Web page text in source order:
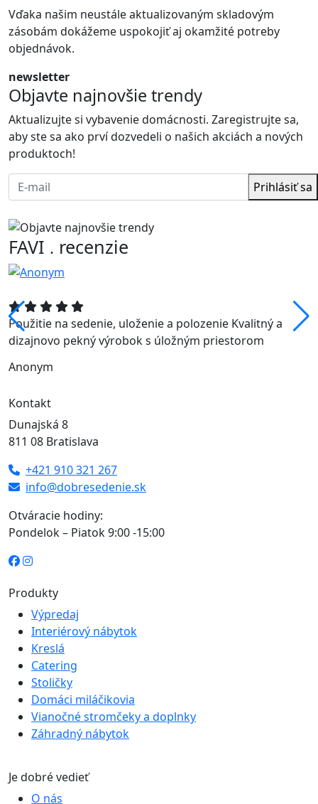
Vďaka našim neustále aktualizovaným skladovým
zásobám dokážeme uspokojiť aj okamžité potreby
objednávok.
newsletter
Objavte najnovšie trendy
Aktualizujte si vybavenie domácnosti. Zaregistrujte sa,
aby ste sa ako prví dozvedeli o našich akciách a nových
produktoch!
Prihlásiť sa
FAVI . recenzie
Použitie na sedenie, uloženie a polozenie Kvalitný a
dizajnovo pekný výrobok s úložným priestorom
Anonym
Kontakt
Dunajská 8
811 08 Bratislava
+421 910 321 267
info@dobresedenie.sk
Otváracie hodiny:
Pondelok – Piatok 9:00 -15:00
Produkty
Výpredaj
Interiérový nábytok
Kreslá
Catering
Stoličky
Domáci miláčikovia
Vianočné stromčeky a doplnky
Záhradný nábytok
Je dobré vedieť
O nás